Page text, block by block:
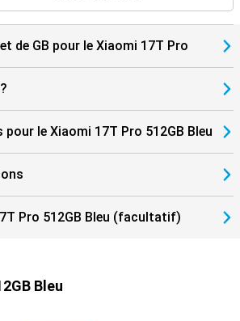
de GB pour le Xiaomi 17T Pro
le Xiaomi 17T Pro 512GB Bleu
Pro 512GB Bleu (facultatif)
Bleu